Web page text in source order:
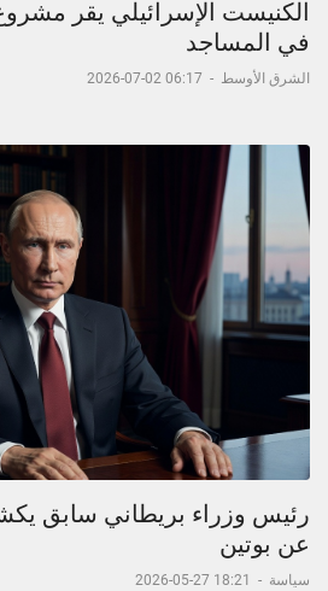
الكنيست الإسرائيلي يقر مشروع
في المساجد
الشرق الأوسط -
06:17 02-07-2026
رئيس وزراء بريطاني سابق
عن بوتين
سياسة -
18:21 27-05-2026